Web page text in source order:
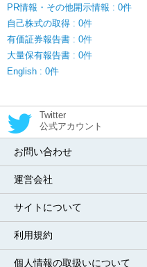
PR情報・その他開示情報 : 0件
自己株式の取得 : 0件
有価証券報告書 : 0件
大量保有報告書 : 0件
English : 0件
Twitter
公式アカウント
お問い合わせ
運営会社
サイトについて
利用規約
個人情報の取扱いについて